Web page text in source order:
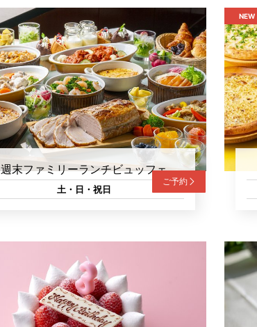
週末ファミリーランチビュッフェ
土・日・祝日
ご予約